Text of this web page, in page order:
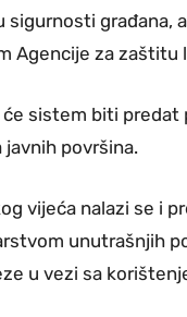
građana,
Agencije za zaštitu
će sistem biti
površina.
vijeća nalazi se i
unutrašnjih
u vezi sa